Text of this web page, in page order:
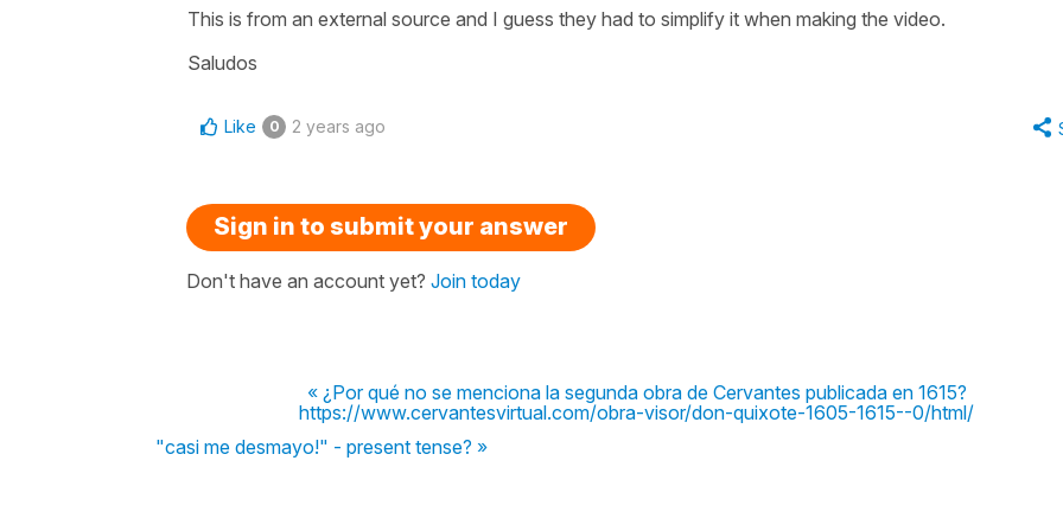
This is from an external source and I guess they had to simplify it when making the video.
Saludos
Like 0 2 years ago
Sign in to submit your answer
Don't have an account yet? Join today
« ¿Por qué no se menciona la segunda obra de Cervantes publicada en 1615?
https://www.cervantesvirtual.com/obra-visor/don-quixote-1605-1615--0/html/
"casi me desmayo!" - present tense? »